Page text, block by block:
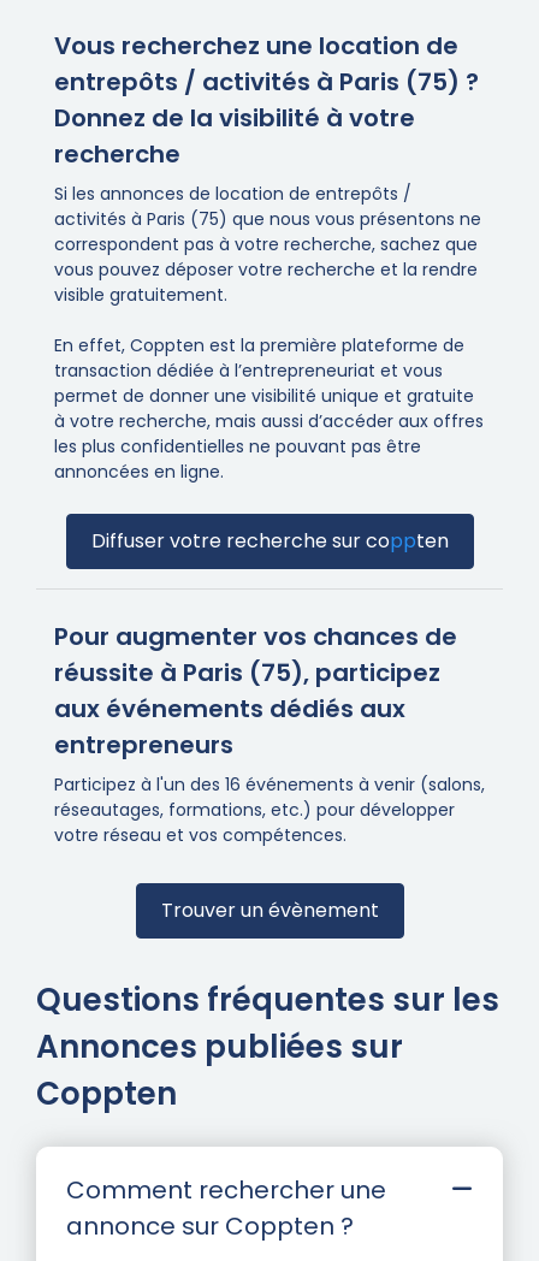
Vous recherchez une location de
entrepôts / activités à Paris (75) ?
Donnez de la visibilité à votre
recherche
Si les annonces de location de entrepôts /
activités à Paris (75) que nous vous présentons ne
correspondent pas à votre recherche, sachez que
vous pouvez déposer votre recherche et la rendre
visible gratuitement.
En effet, Coppten est la première plateforme de
transaction dédiée à l’entrepreneuriat et vous
permet de donner une visibilité unique et gratuite
à votre recherche, mais aussi d’accéder aux offres
les plus confidentielles ne pouvant pas être
annoncées en ligne.
Diffuser votre recherche surcoppten
Pour augmenter vos chances de
réussite à Paris (75), participez
aux événements dédiés aux
entrepreneurs
Participez à l'un des 16 événements à venir (salons,
réseautages, formations, etc.) pour développer
votre réseau et vos compétences.
Trouver un évènement
Questions fréquentes sur les
Annonces publiées sur
Coppten
Comment rechercher une
annonce sur Coppten ?